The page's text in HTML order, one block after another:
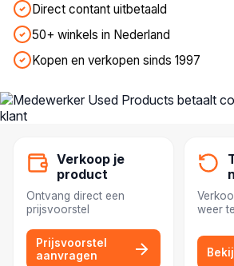
Direct contant uitbetaald
50+ winkels in Nederland
Kopen en verkopen sinds 1997
Verkoop je
product
Ontvang direct een
prijsvoorstel
Prijsvoorstel
aanvragen
weer